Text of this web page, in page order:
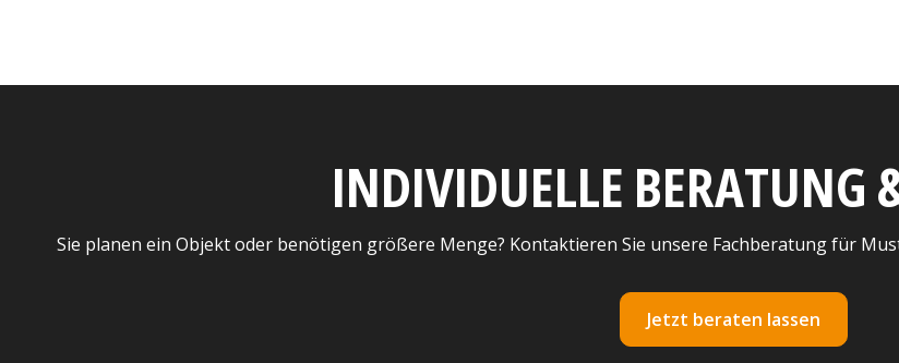
INDIVIDUELLE BERATUNG
Sie planen ein Objekt oder benötigen größere Menge? Kontaktieren Sie unsere Fachberatung für
Jetzt beraten lassen